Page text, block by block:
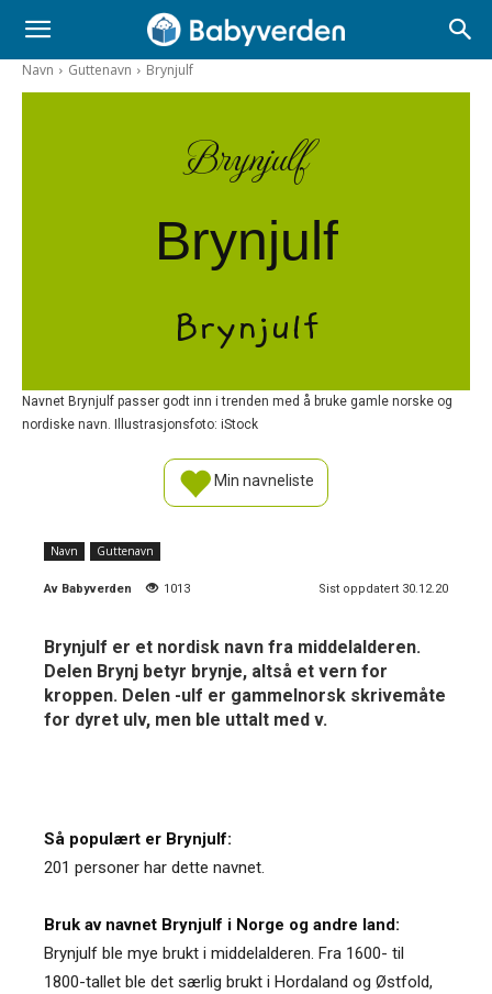
Navn Guttenavn Brynjulf
Brynjulf
Brynjulf
Brynjulf
Navnet Brynjulf passer godt inn i trenden med å bruke gamle norske og
nordiske navn. Illustrasjonsfoto: iStock
Min navneliste
Navn Guttenavn
Av Babyverden 1013 Sist oppdatert 30.12.20
Brynjulf er et nordisk navn fra middelalderen.
Delen Brynj betyr brynje, altså et vern for
kroppen. Delen -ulf er gammelnorsk skrivemåte
for dyret ulv, men ble uttalt med v.
Så populært er Brynjulf:
201 personer har dette navnet.
Bruk av navnet Brynjulf i Norge og andre land:
Brynjulf ble mye brukt i middelalderen. Fra 1600- til
1800-tallet ble det særlig brukt i Hordaland og Østfold,